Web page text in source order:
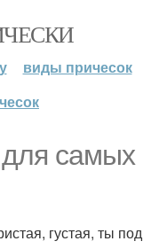
виды причесок
для самых
густая, ты под